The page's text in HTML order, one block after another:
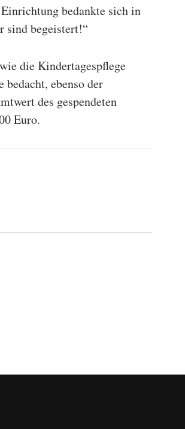
bedankte sich in
sind begeistert!“
die Kindertagespflege
ebenso der
des gespendeten
Euro.